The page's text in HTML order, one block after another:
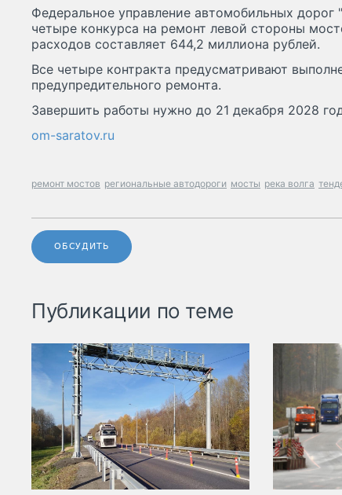
Федеральное управление автомобильных
четыре конкурса на ремонт левой стороны
расходов составляет 644,2 миллиона рублей.
Все четыре контракта предусматривают
предупредительного ремонта.
Завершить работы нужно до 21 декабря 2028
om-saratov.ru
ремонт мостов региональные автодороги мосты река волга
ОБСУДИТЬ
Публикации по теме